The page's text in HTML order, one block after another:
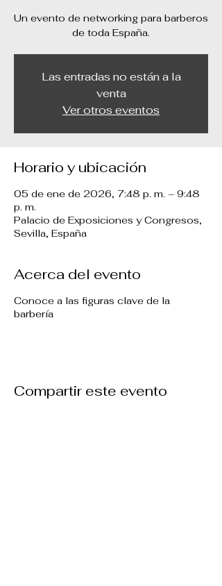
Un evento de networking para barberos
de toda España.
Las entradas no están a la
venta
Ver otros eventos
Horario y ubicación
05 de ene de 2026, 7:48 p. m. – 9:48
p. m.
Palacio de Exposiciones y Congresos,
Sevilla, España
Acerca del evento
Conoce a las figuras clave de la
barbería
Compartir este evento